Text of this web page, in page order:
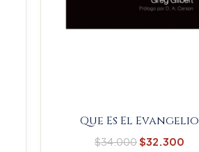
Que Es El Evangelio
$34.000$32.300